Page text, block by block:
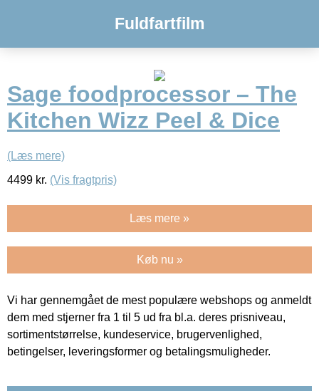
Fuldfartfilm
Sage foodprocessor – The
Kitchen Wizz Peel & Dice
(Læs mere)
4499 kr. (Vis fragtpris)
Læs mere »
Køb nu »
Vi har gennemgået de mest populære webshops og anmeldt
dem med stjerner fra 1 til 5 ud fra bl.a. deres prisniveau,
sortimentstørrelse, kundeservice, brugervenlighed,
betingelser, leveringsformer og betalingsmuligheder.